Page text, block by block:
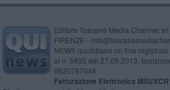
Editore Toscana Media Channel
FIRENZE -
NEWS quotidiano on line
al n. 5935 del 27.09.2013.
0620787048
Fatturazione Elettronica